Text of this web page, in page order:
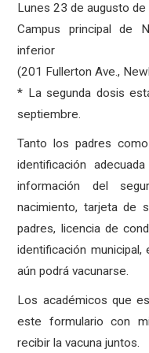
Lunes 23 de augusto
Campus principal de
inferior
(201 Fullerton Ave.,
* La segunda dosis
septiembre.
Tanto los padres
identificación
información del
nacimiento, tarjeta de
padres, licencia de
identificación
aún podrá vacunarse.
Los académicos que
este formulario con
recibir la vacuna juntos.